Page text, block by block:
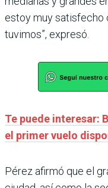
estoy muy satisfecho
tuvimos”, expresó.
Te puede interesar:
el primer vuelo
Pérez afirmó que el